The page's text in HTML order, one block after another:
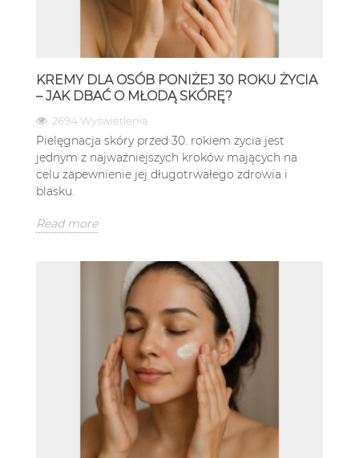
KREMY DLA OSÓB PONIŻEJ 30 ROKU ŻYCIA
– JAK DBAĆ O MŁODĄ SKÓRĘ?
2694 Wyświetlenia
Pielęgnacja skóry przed 30. rokiem życia jest
jednym z najważniejszych kroków mających na
celu zapewnienie jej długotrwałego zdrowia i
blasku.
Read more